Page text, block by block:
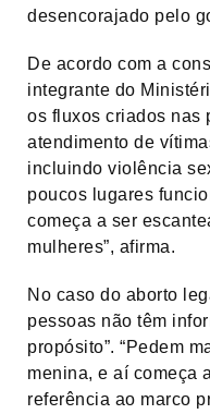
desencorajado pelo
De acordo com a
integrante do
os fluxos criados nas
atendimento de
incluindo violência
poucos lugares
começa a ser
mulheres”, afirma.
No caso do aborto
pessoas não têm
propósito”. “Pedem
menina, e aí começa
referência ao marco